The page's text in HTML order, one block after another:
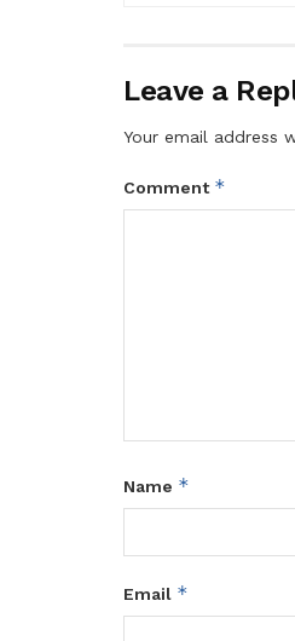
Leave a
Your email address
Comment *
Name *
Email *